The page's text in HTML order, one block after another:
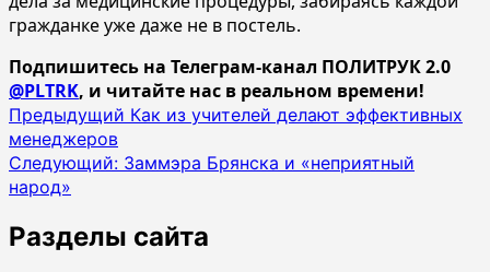
гражданке уже даже не в постель.
Подпишитесь на Телеграм-канал ПОЛИТРУК 2.0
@PLTRK, и читайте нас в реальном времени!
Навигация
записи
Предыдущий Как из учителей делают эффективных
менеджеров
Следующий: Заммэра Брянска и «неприятный
народ»
Разделы сайта